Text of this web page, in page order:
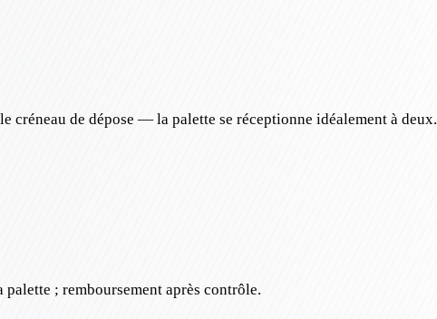
créneau de dépose — la palette se réceptionne idéalement à deux.
; remboursement après contrôle.